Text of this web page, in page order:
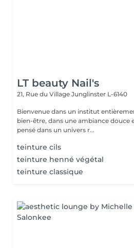
LT beauty Nail's
21, Rue du Village Junglinster L-6140
Bienvenue dans un institut
bien-être, dans une ambiance douce
pensé dans un univers r...
teinture cils
teinture henné végétal
teinture classique